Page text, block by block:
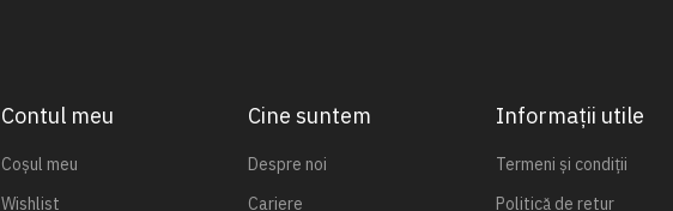
Contul meu
Coșul meu
Wishlist
Cine suntem
Despre noi
Cariere
Informații utile
Termeni și condiții
Politică de retur